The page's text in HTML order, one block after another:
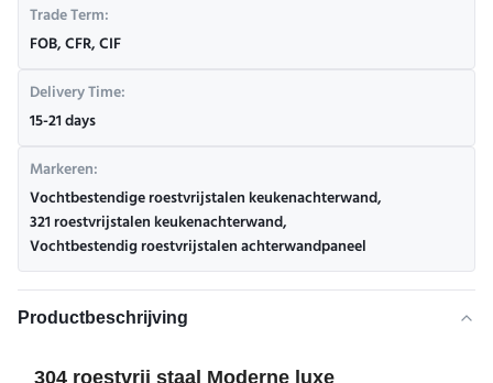
Trade Term:
FOB, CFR, CIF
Delivery Time:
15-21 days
Markeren:
Vochtbestendige roestvrijstalen keukenachterwand,
321 roestvrijstalen keukenachterwand,
Vochtbestendig roestvrijstalen achterwandpaneel
Productbeschrijving
304 roestvrij staal Moderne luxe